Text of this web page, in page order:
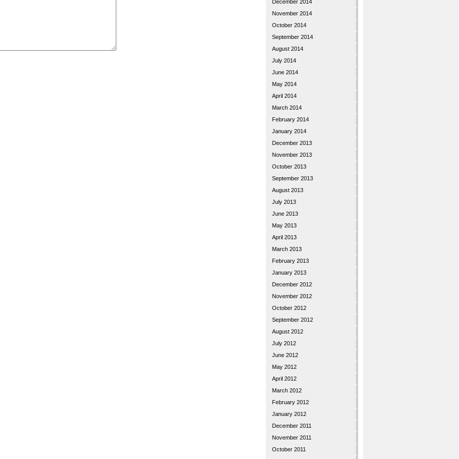
December 2014
November 2014
October 2014
September 2014
August 2014
July 2014
June 2014
May 2014
April 2014
March 2014
February 2014
January 2014
December 2013
November 2013
October 2013
September 2013
August 2013
July 2013
June 2013
May 2013
April 2013
March 2013
February 2013
January 2013
December 2012
November 2012
October 2012
September 2012
August 2012
July 2012
June 2012
May 2012
April 2012
March 2012
February 2012
January 2012
December 2011
November 2011
October 2011